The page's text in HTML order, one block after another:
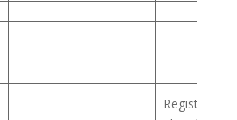
Registra una